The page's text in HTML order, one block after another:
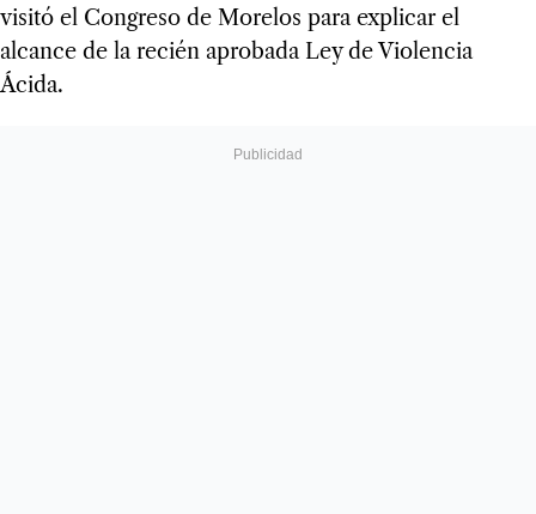
visitó el Congreso de Morelos para explicar el
alcance de la recién aprobada Ley de Violencia
Ácida.